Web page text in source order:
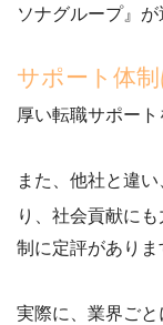
ソナグループ』
サポート体
厚い転職サポート
また、他社と違い
り、社会貢献に
制に定評がありま
実際に、業界ごと